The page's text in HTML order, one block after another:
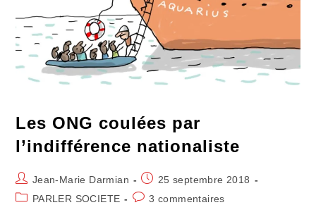
Les ONG coulées par
l’indifférence nationaliste
Auteur/autrice
de
Jean-Marie Darmian
Publication
publiée :
25 septembre 2018
PostPARLER SOCIETE
Commentaires
3 commentaires